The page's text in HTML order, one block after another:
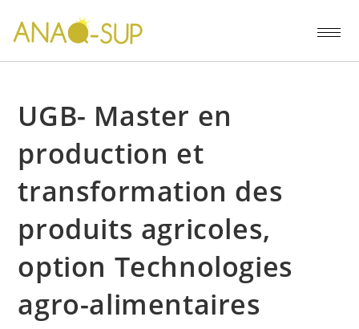
UGB- Master en
production et
transformation des
produits agricoles,
option Technologies
agro-alimentaires